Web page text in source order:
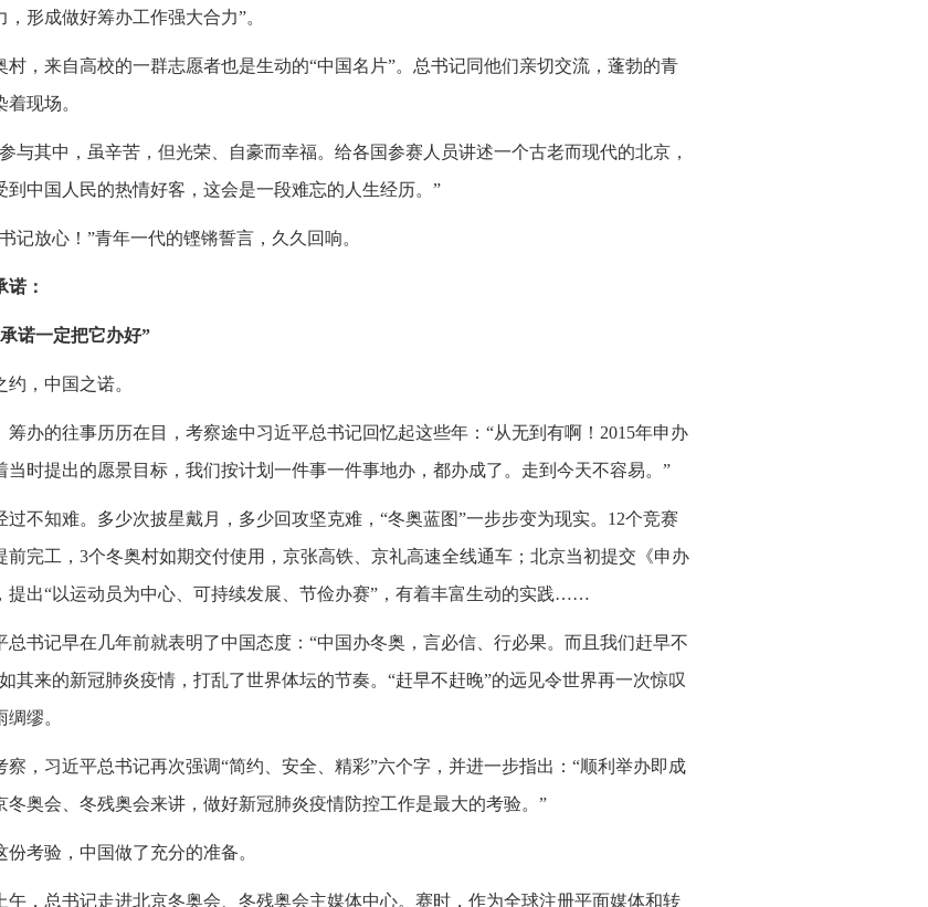
，形成做好筹办工作强大合力”。
村，来自高校的一群志愿者也是生动的“中国名片”。总书记同他们亲切交流，蓬勃的青
现场。
与其中，虽辛苦，但光荣、自豪而幸福。给各国参赛人员讲述一个古老而现代的北京，
到中国人民的热情好客，这会是一段难忘的人生经历。”
记放心！”青年一代的铿锵誓言，久久回响。
诺：
诺一定把它办好”
约，中国之诺。
筹办的往事历历在目，考察途中习近平总书记回忆起这些年：“从无到有啊！2015年申办
当时提出的愿景目标，我们按计划一件事一件事地办，都办成了。走到今天不容易。”
过不知难。多少次披星戴月，多少回攻坚克难，“冬奥蓝图”一步步变为现实。12个竞赛
前完工，3个冬奥村如期交付使用，京张高铁、京礼高速全线通车；北京当初提交《申办
提出“以运动员为中心、可持续发展、节俭办赛”，有着丰富生动的实践……
总书记早在几年前就表明了中国态度：“中国办冬奥，言必信、行必果。而且我们赶早不
其来的新冠肺炎疫情，打乱了世界体坛的节奏。“赶早不赶晚”的远见令世界再一次惊叹
缪。
察，习近平总书记再次强调“简约、安全、精彩”六个字，并进一步指出：“顺利举办即成
冬奥会、冬残奥会来讲，做好新冠肺炎疫情防控工作是最大的考验。”
份考验，中国做了充分的准备。
午，总书记走进北京冬奥会、冬残奥会主媒体中心。赛时，作为全球注册平面媒体和转